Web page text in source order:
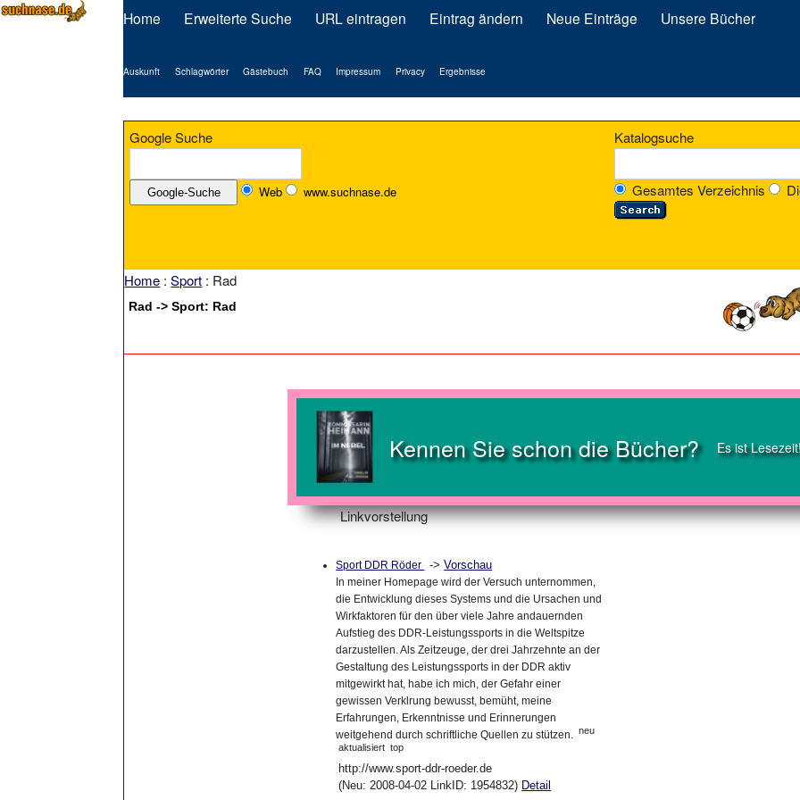
Home Erweiterte Suche URL eintragen Eintrag ändern Neue Einträge Unsere Bücher
Auskunft Schlagwörter Gästebuch FAQ Impressum Privacy Ergebnisse
Google Suche
Web www.suchnase.de
Katalogsuche
Gesamtes Verzeichnis
Home :Sport : Rad
Rad -> Sport: Rad
Kennen Sie schon die Bücher? Es ist
Linkvorstellung
Sport DDR Röder ->Vorschau
In meiner Homepage wird der Versuch unternommen,
die Entwicklung dieses Systems und die Ursachen und
Wirkfaktoren für den über viele Jahre andauernden
Aufstieg des DDR-Leistungssports in die Weltspitze
darzustellen. Als Zeitzeuge, der drei Jahrzehnte an der
Gestaltung des Leistungssports in der DDR aktiv
mitgewirkt hat, habe ich mich, der Gefahr einer
gewissen Verklrung bewusst, bemüht, meine
Erfahrungen, Erkenntnisse und Erinnerungen
weitgehend durch schriftliche Quellen zu stützen. neu
aktualisiert top
http://www.sport-ddr-roeder.de
(Neu: 2008-04-02 LinkID: 1954832) Detail